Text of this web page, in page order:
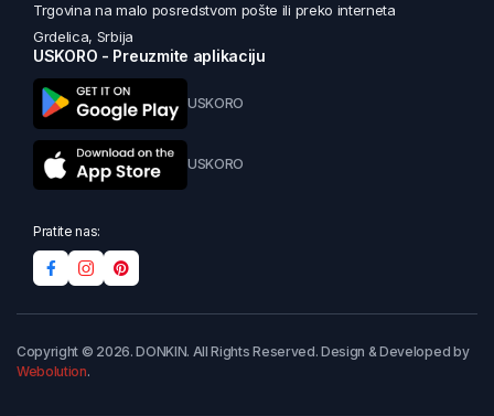
Trgovina na malo posredstvom pošte ili preko interneta
Grdelica, Srbija
USKORO - Preuzmite aplikaciju
USKORO
USKORO
Pratite nas:
Copyright © 2026. DONKIN. All Rights Reserved. Design & Developed by
Webolution.